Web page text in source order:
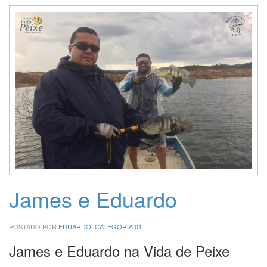
James e Eduardo
POSTADO POR EDUARDO CATEGORIA 01
James e Eduardo na Vida de Peixe